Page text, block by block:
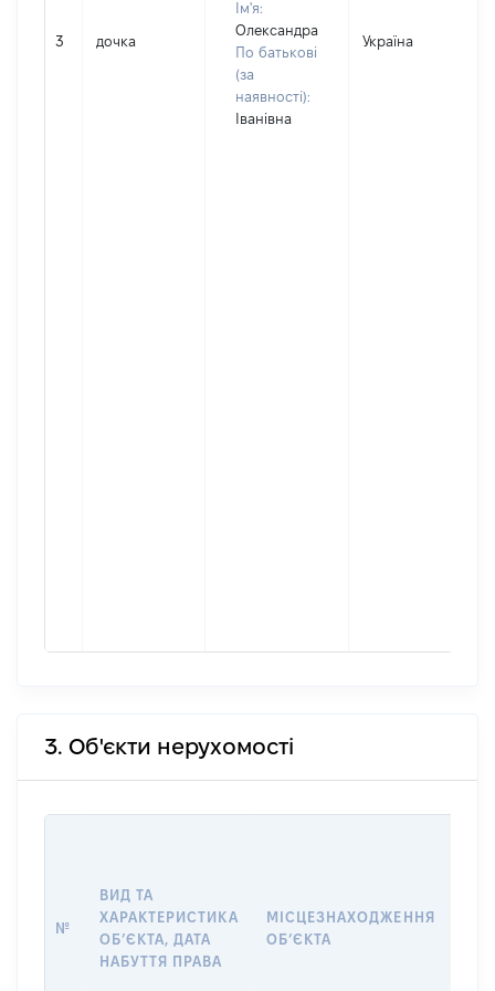
3 дочка
Ім'я:
Олександра
По батькові
(за
наявності):
Іванівна
Україна
3. Об'єкти нерухомості
№
ВИД ТА
ХАРАКТЕРИСТИКА
ОБʼЄКТА, ДАТА
НАБУТТЯ ПРАВА
МІСЦЕЗНАХОДЖЕННЯ
ОБʼЄКТА